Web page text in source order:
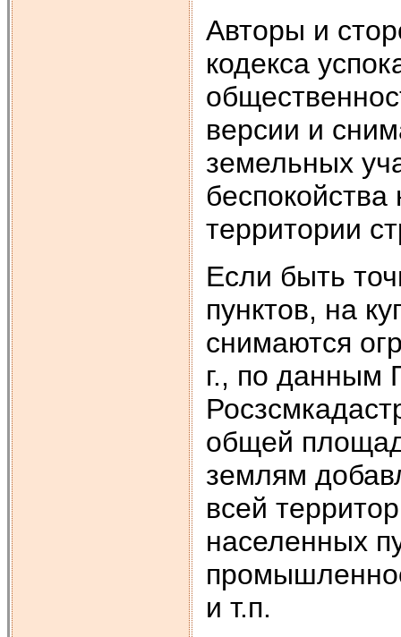
Авторы и
кодекса
версии и
земель­ных
беспокойства
территории
Если быть
пунктов, на
снимаются
г., по данным
общей
землям
всей
населенных
и т.п.